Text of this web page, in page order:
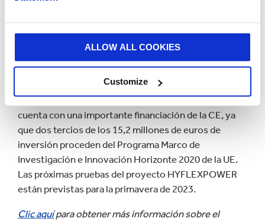
ALLOW ALL COOKIES
Customize
hidrógeno desempeñarán un papel decisivo en la
energía climáticamente neutra, por lo que es muy
emocionante estar esperando la siguiente fase de
El proyecto, anunciado por primera vez en 2020,
cuenta con una importante financiación de la CE, ya
que dos tercios de los 15,2 millones de euros de
inversión proceden del Programa Marco de
Investigación e Innovación Horizonte 2020 de la UE.
Las próximas pruebas del proyecto HYFLEXPOWER
están previstas para la primavera de 2023.
Clic aquípara obtener más información sobre el